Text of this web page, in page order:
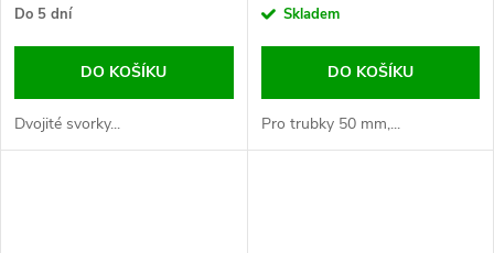
Do 5 dní
DO KOŠÍKU
Dvojité svorky...
Skladem
DO KOŠÍKU
Pro trubky 50 mm,...